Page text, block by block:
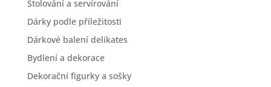
Stolování a servírování
Dárky podle příležitosti
Dárkové balení delikates
Bydlení a dekorace
Dekorační figurky a sošky